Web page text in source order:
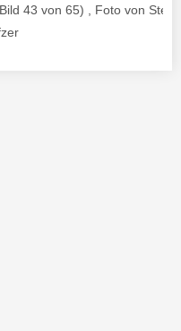
43 von 65) , Foto von